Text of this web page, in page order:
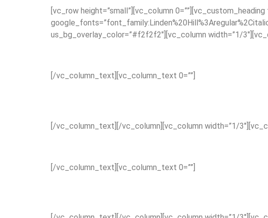
[vc_row height=”small”][vc_column
us_bg_overlay_color=”#f2f2f2″][vc_column width=”1/
[/vc_column_text][vc_column_text 0=””]
[/vc_column_text][/vc_column][vc_column width=”1/
[/vc_column_text][vc_column_text 0=””]